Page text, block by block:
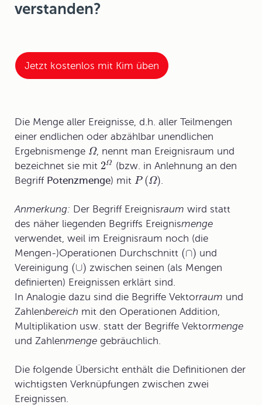
verstanden?
Jetzt kostenlos mit Kim üben
Die Menge aller Ereignisse, d.h. aller Teilmengen
einer endlichen oder abzählbar unendlichen
Ergebnismenge Ω, nennt man Ereignisraum und
bezeichnet sie mit 2Ω
(bzw. in Anlehnung an den
Begriff Potenzmenge) mit P (Ω).
Anmerkung: Der Begriff Ereignisraum wird statt
des näher liegenden Begriffs Ereignismenge
verwendet, weil im Ereignisraum noch (die
Mengen-)Operationen Durchschnitt (∩) und
Vereinigung (∪) zwischen seinen (als Mengen
definierten) Ereignissen erklärt sind.
In Analogie dazu sind die Begriffe Vektorraum und
Zahlenbereich mit den Operationen Addition,
Multiplikation usw. statt der Begriffe Vektormenge
und Zahlenmenge gebräuchlich.
Die folgende Übersicht enthält die Definitionen der
wichtigsten Verknüpfungen zwischen zwei
Ereignissen.